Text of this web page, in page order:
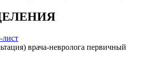
лист
врача-невролога первичный